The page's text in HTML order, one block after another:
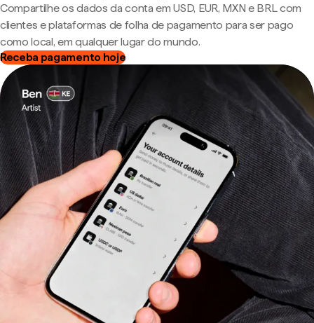
Compartilhe os dados da conta em USD, EUR, MXN e BRL com
clientes e plataformas de folha de pagamento para ser pago
como local, em qualquer lugar do mundo.
Receba pagamento hoje